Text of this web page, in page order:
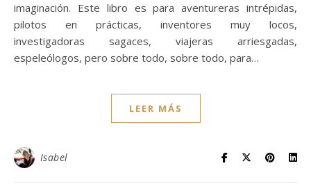
imaginación. Este libro es para aventureras intrépidas,
pilotos en prácticas, inventores muy locos,
investigadoras sagaces, viajeras arriesgadas,
espeleólogos, pero sobre todo, sobre todo, para…
LEER MÁS
Isabel